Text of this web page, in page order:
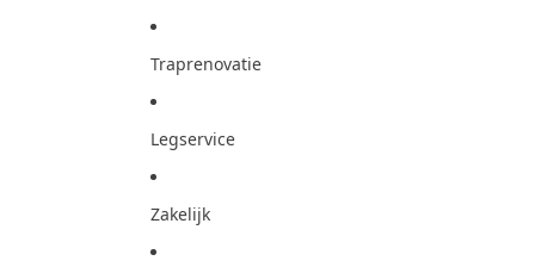
Traprenovatie
Legservice
Zakelijk